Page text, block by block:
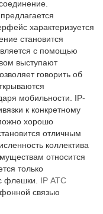
характеризуется
становится
с помощью
выступают
говорить об
мобильности. IP-
к конкретному
хорошо
отличным
коллектива
относится
только
флешки.
IP АТС
связью